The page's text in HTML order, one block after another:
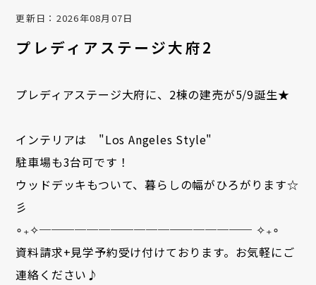
更新日：2026年08月07日
プレディアステージ大府2
プレディアステージ大府に、2棟の建売が5/9誕生★
インテリアは "Los Angeles Style"
駐車場も3台可です！
ウッドデッキもついて、暮らしの幅がひろがります☆
彡
∘₊✧────────────────── ✧₊∘
資料請求+見学予約受け付けております。お気軽にご
連絡ください♪